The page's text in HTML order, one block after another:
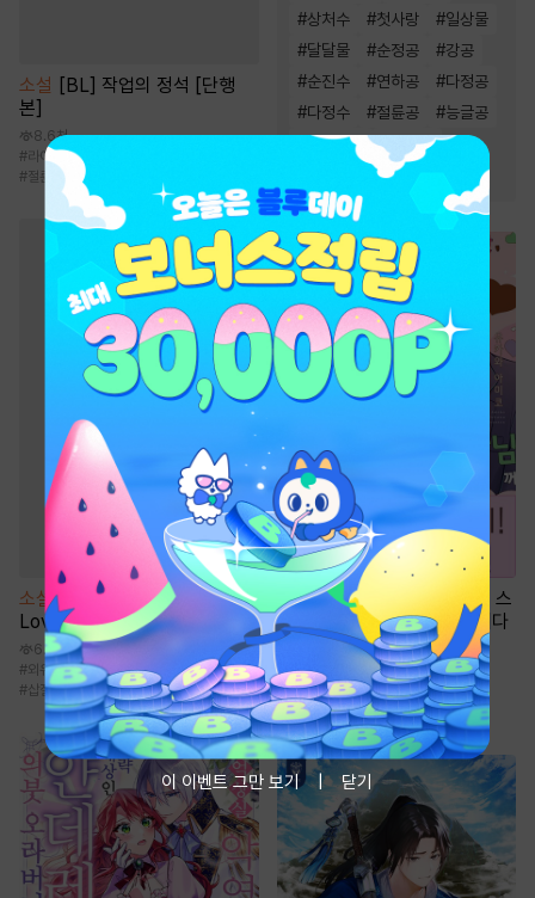
소설 [BL] 작업의 정석 [단행
본]
8.6천
#라이벌/앙숙
#절륜공
소설 [BL] 트루 러브(True
Love) [단행본]
6.8만
#외유내강수 #소심수 #츤데레수 #능력수
#삽질물
#상처수 #첫사랑 #일상물
#달달물 #순정공 #강공
#순진수 #연하공 #다정공
#다정수 #절륜공 #능글공
사랑꾼공 #
미인수
#미인공
만화 [일권만] 파혼당했지만, 스
도 부장님께 사랑받고 있습니다
[단행본]
1천
#상처녀 #로맨스 #현대물 #다정남
#오피스물
이 이벤트 그만 보기 닫기